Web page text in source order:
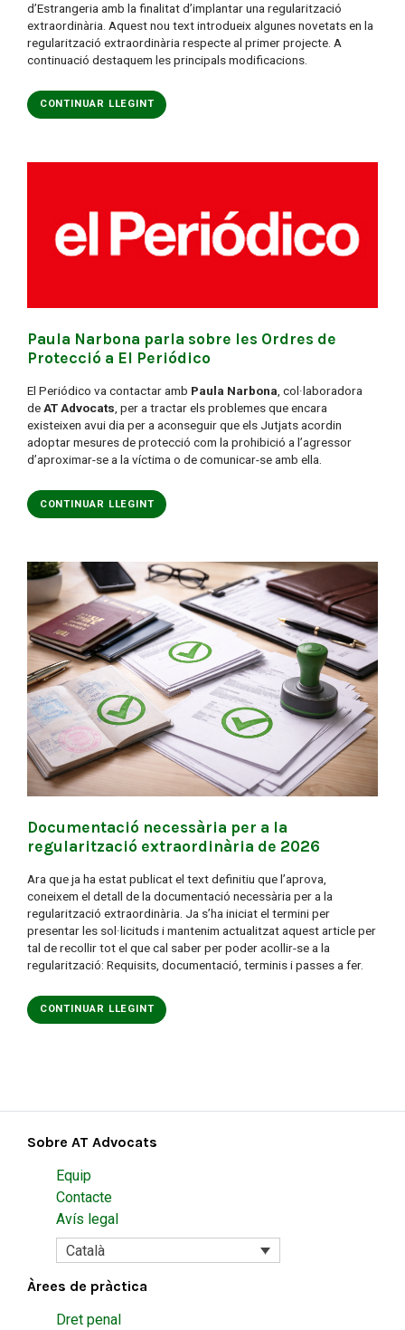
d’Estrangeria amb la finalitat d’implantar una regularització
extraordinària. Aquest nou text introdueix algunes novetats en la
regularització extraordinària respecte al primer projecte. A
continuació destaquem les principals modificacions.
CONTINUAR LLEGINT
Paula Narbona parla sobre les Ordres de
Protecció a El Periódico
El Periódico va contactar amb Paula Narbona, col·laboradora
deAT Advocats, per a tractar els problemes que encara
existeixen avui dia per a aconseguir que els Jutjats acordin
adoptar mesures de protecció com la prohibició a l’agressor
d’aproximar-se a la víctima o de comunicar-se amb ella.
CONTINUAR LLEGINT
Documentació necessària per a la
regularització extraordinària de 2026
Ara que ja ha estat publicat el text definitiu que l’aprova,
coneixem el detall de la documentació necessària per a la
regularització extraordinària. Ja s’ha iniciat el termini per
presentar les sol·licituds i mantenim actualitzat aquest article per
tal de recollir tot el que cal saber per poder acollir-se a la
regularització: Requisits, documentació, terminis i passes a fer.
CONTINUAR LLEGINT
Sobre AT Advocats
Equip
Contacte
Avís legal
Català
Àrees de pràctica
Dret penal